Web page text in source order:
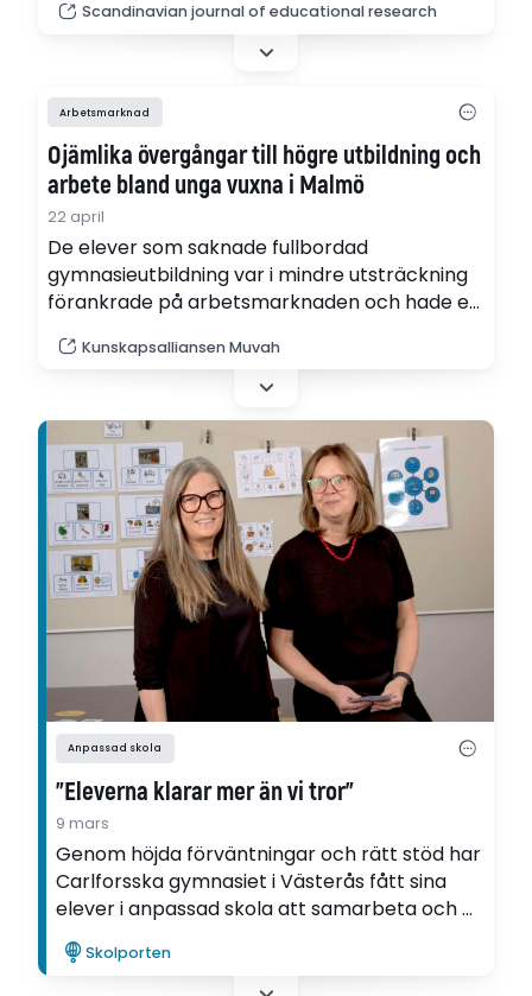
Using a primary school case, the research
examines how competing discourses, focused
professional autonomy, are interpreted and
enacted locally, and how this shapes
interactions between teacher leaders,…
Scandinavian journal of educational research
Arbetsmarknad
Ojämlika övergångar till högre utbildning och
arbete bland unga vuxna i Malmö
22 april
De elever som saknade fullbordad
gymnasieutbildning var i mindre utsträckning
förankrade på arbetsmarknaden och hade en
jämnåriga. Det visar en rapport från Muvah –
Malmöungdomars väg till arbete genom
Malmö stad och Malmö universitet (pdf).
Kunskapsalliansen Muvah
Anpassad skola
”Eleverna klarar mer än vi tror”
9 mars
Genom höjda förväntningar och rätt stöd har
Carlforsska gymnasiet i Västerås fått sina
elever i anpassad skola att samarbeta och bli
mer självständiga. Inspirationen till förändring
kom från deltagandet i Ifous FoU-program
Kunskapsuppdraget i anpassad skola.
Skolporten